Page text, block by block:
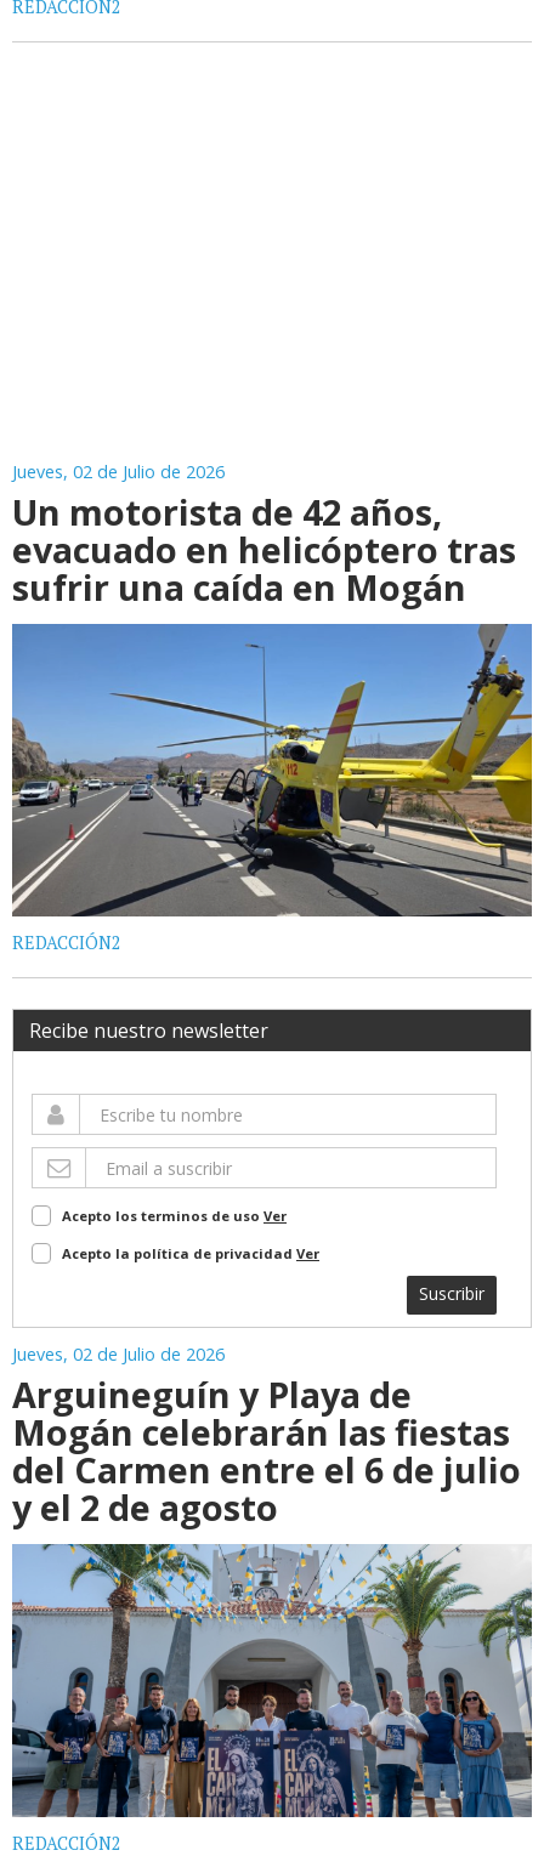
REDACCIÓN2
Jueves, 02 de Julio de 2026
Un motorista de 42 años,
evacuado en helicóptero tras
sufrir una caída en Mogán
REDACCIÓN2
Recibe nuestro newsletter
Acepto los terminos de uso Ver
Acepto la política de privacidad Ver
Suscribir
Jueves, 02 de Julio de 2026
Arguineguín y Playa de
Mogán celebrarán las fiestas
del Carmen entre el 6 de julio
y el 2 de agosto
REDACCIÓN2